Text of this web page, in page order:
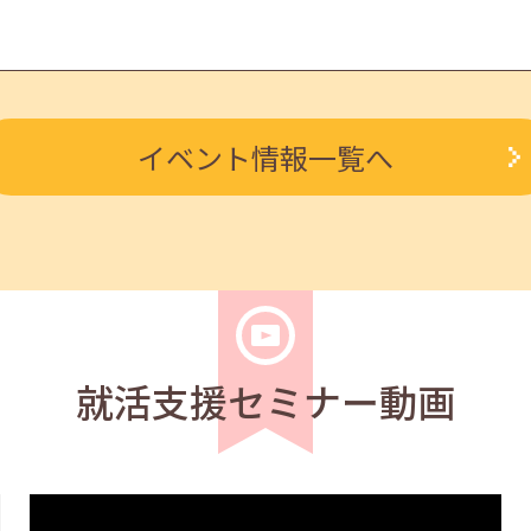
ョン 報・連・相 14:00～14:30
求職者
14:00～14:30
イベント情報一覧へ
就活支援セミナー動画